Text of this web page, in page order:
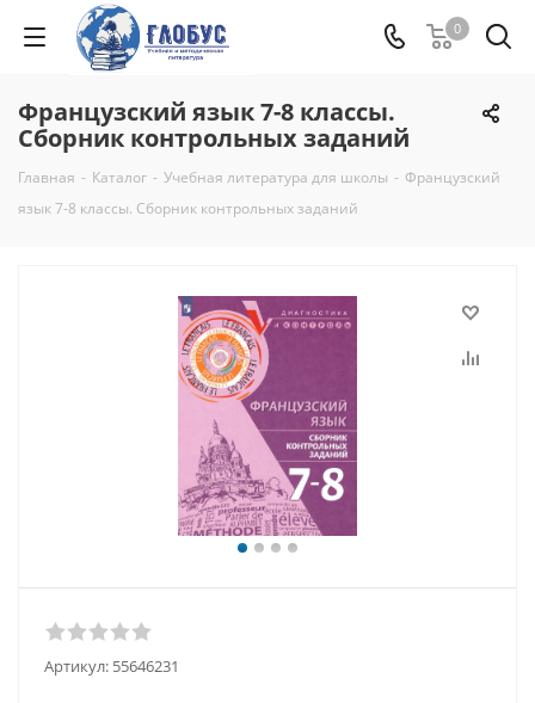
0
Французский язык 7-8 классы.
Сборник контрольных заданий
Главная - Каталог - Учебная литература для школы - Французский
язык 7-8 классы. Сборник контрольных заданий
Артикул: 55646231